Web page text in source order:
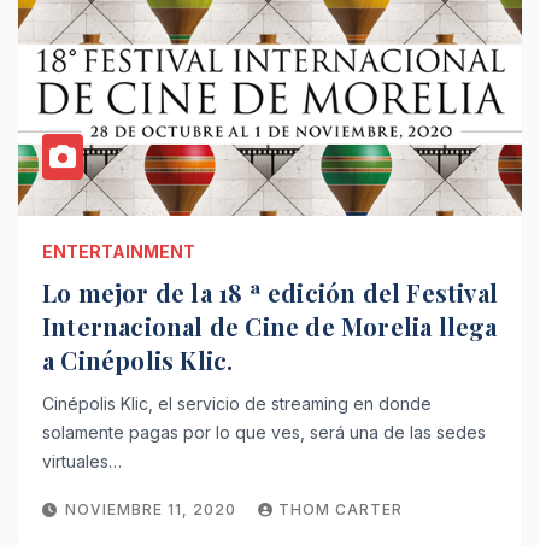
ENTERTAINMENT
Lo mejor de la 18 ª edición del Festival
Internacional de Cine de Morelia llega
a Cinépolis Klic.
Cinépolis Klic, el servicio de streaming en donde
solamente pagas por lo que ves, será una de las sedes
virtuales…
NOVIEMBRE 11, 2020 THOM CARTER